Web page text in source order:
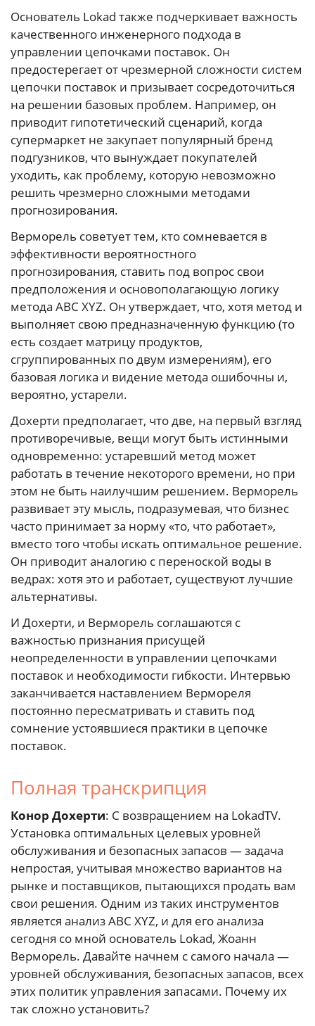
Основатель Lokad также подчеркивает важность
качественного инженерного подхода в
управлении цепочками поставок. Он
предостерегает от чрезмерной сложности систем
цепочки поставок и призывает сосредоточиться
на решении базовых проблем. Например, он
приводит гипотетический сценарий, когда
супермаркет не закупает популярный бренд
подгузников, что вынуждает покупателей
уходить, как проблему, которую невозможно
решить чрезмерно сложными методами
прогнозирования.
Верморель советует тем, кто сомневается в
эффективности вероятностного
прогнозирования, ставить под вопрос свои
предположения и основополагающую логику
метода ABC XYZ. Он утверждает, что, хотя метод и
выполняет свою предназначенную функцию (то
есть создает матрицу продуктов,
сгруппированных по двум измерениям), его
базовая логика и видение метода ошибочны и,
вероятно, устарели.
Дохерти предполагает, что две, на первый взгляд
противоречивые, вещи могут быть истинными
одновременно: устаревший метод может
работать в течение некоторого времени, но при
этом не быть наилучшим решением. Верморель
развивает эту мысль, подразумевая, что бизнес
часто принимает за норму «то, что работает»,
вместо того чтобы искать оптимальное решение.
Он приводит аналогию с переноской воды в
ведрах: хотя это и работает, существуют лучшие
альтернативы.
И Дохерти, и Верморель соглашаются с
важностью признания присущей
неопределенности в управлении цепочками
поставок и необходимости гибкости. Интервью
заканчивается наставлением Вермореля
постоянно пересматривать и ставить под
сомнение устоявшиеся практики в цепочке
поставок.
Полная транскрипция
Конор Дохерти: С возвращением на LokadTV.
Установка оптимальных целевых уровней
обслуживания и безопасных запасов — задача
непростая, учитывая множество вариантов на
рынке и поставщиков, пытающихся продать вам
свои решения. Одним из таких инструментов
является анализ ABC XYZ, и для его анализа
сегодня со мной основатель Lokad, Жоанн
Верморель. Давайте начнем с самого начала —
уровней обслуживания, безопасных запасов, всех
этих политик управления запасами. Почему их
так сложно установить?